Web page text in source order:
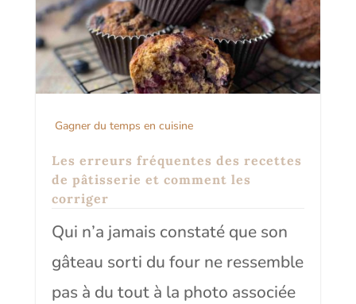
Gagner du temps en cuisine
Les erreurs fréquentes des recettes
de pâtisserie et comment les
corriger
Qui n’a jamais constaté que son
gâteau sorti du four ne ressemble
pas à du tout à la photo associée